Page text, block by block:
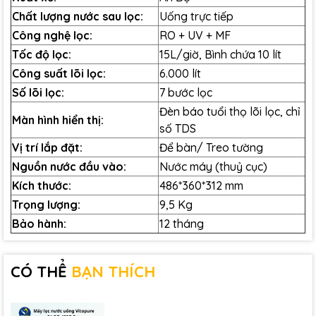
đại và màng vi lọc MF (Micro Filtration).
Tích hợp hệ thống diệt khuẩn bằng tia cực tím
UV (Ultra Violet).
Cơ chế Cảnh Báo & Khóa An Toàn: hiển thị thời
gian cần thay lõi lọc và tự động ngắt nước khi
máy đạt công suất tối đa.
Bổ sung khoáng chất có lợi sau khi lọc, giúp
nâng cao hương vị nước.
Công suất bộ lọc lên đến 4.000 lít, dung tích
bình chứa là 10L.
Thời gian thay bộ lọc trung bình là 1 lần/năm (),
công suất lọc đạt từ 9-12L/giờ ( ).
(*) Tuổi thọ bộ lọc và tốc độ lọc của sản phẩm khác
nhau phụ thuộc vào việc sử dụng và chất lượng nước
đầu vào nơi bạn sinh sống.
Công nghệ PUREWATEK
Chất lượng nước sau lọc:
Uống trực tiếp
Công nghệ lọc:
RO + UV + MF
Tốc độ lọc:
15L/giờ, Bình chứa 10 lít
Công suất lõi lọc:
6.000 lít
Số lõi lọc:
7 bước lọc
Màn hình hiển thị:
Đèn báo tuổi thọ lõi lọc, chỉ
số TDS
Vị trí lắp đặt:
Để bàn/ Treo tường
Nguồn nước đầu vào:
Nước máy (thuỷ cục)
Kích thước:
486*360*312 mm
Trọng lượng:
9,5 Kg
Bảo hành:
12 tháng
CÓ THỂ BẠN THÍCH